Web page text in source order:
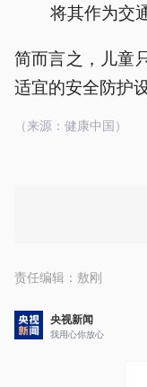
将其作为交
简而言之，儿童
适宜的安全防护设
（来源：健康中国）
责任编辑： 敖刚
央视新闻
我用心你放心